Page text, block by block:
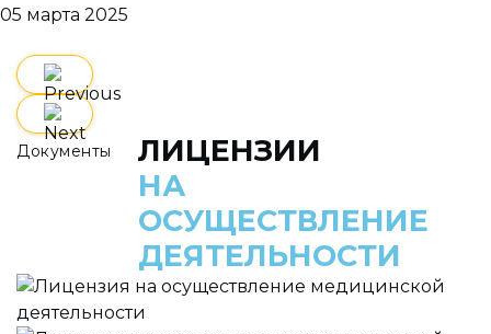
05 марта 2025
Документы
ЛИЦЕНЗИИ
НА
ОСУЩЕСТВЛЕНИЕ
ДЕЯТЕЛЬНОСТИ